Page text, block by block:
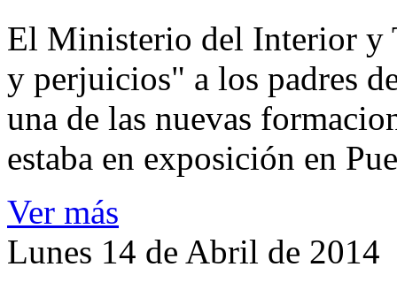
El Ministerio del Interior y
y perjuicios" a los padres
una de las nuevas
estaba en exposición en
Ver más
Lunes 14 de Abril de 2014